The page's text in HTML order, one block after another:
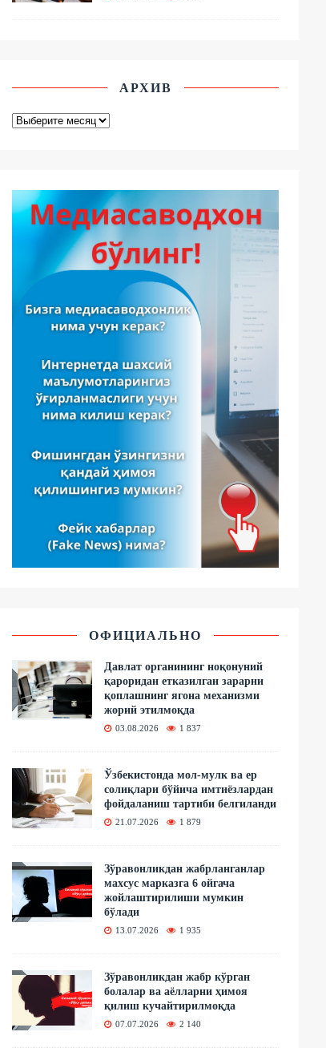
АРХИВ
ОФИЦИАЛЬНО
Давлат органининг ноқонуний
қароридан етказилган зарарни
қоплашнинг ягона механизми
жорий этилмоқда
03.08.2026 1 837
Ўзбекистонда мол-мулк ва ер
солиқлари бўйича имтиёзлардан
фойдаланиш тартиби белгиланди
21.07.2026 1 879
Зўравонликдан жабрланганлар
махсус марказга 6 ойгача
жойлаштирилиши мумкин
бўлади
13.07.2026 1 935
Зўравонликдан жабр кўрган
болалар ва аёлларни ҳимоя
қилиш кучайтирилмоқда
07.07.2026 2 140